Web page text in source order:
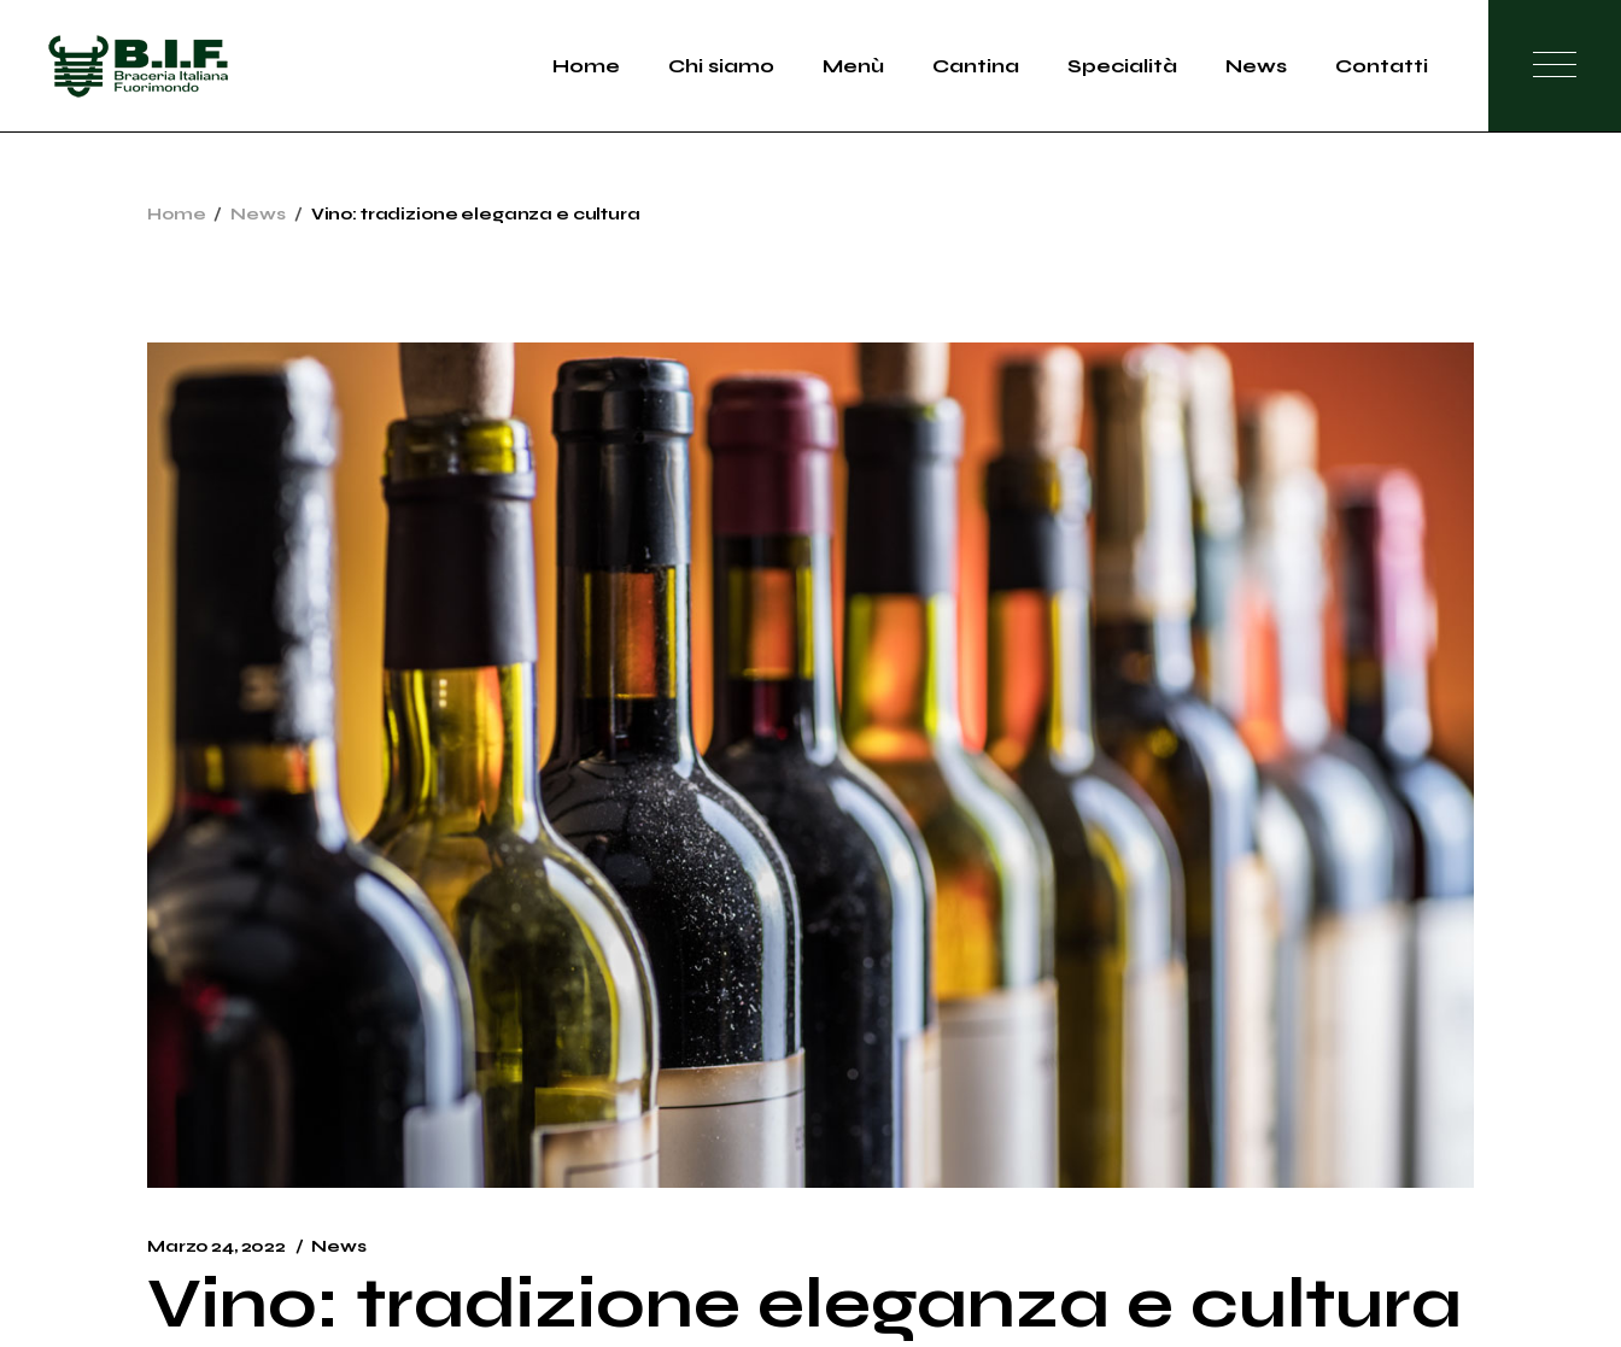
content
Home Chi siamo Menù Cantina Specialità News Contatti
Home News Vino: tradizione eleganza e cultura
Marzo 24, 2022 News
Vino: tradizione eleganza e cultura